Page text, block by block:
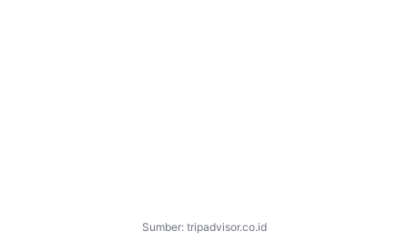
Sumber: tripadvisor.co.id